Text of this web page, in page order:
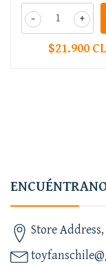
+
-
$21.900
Store